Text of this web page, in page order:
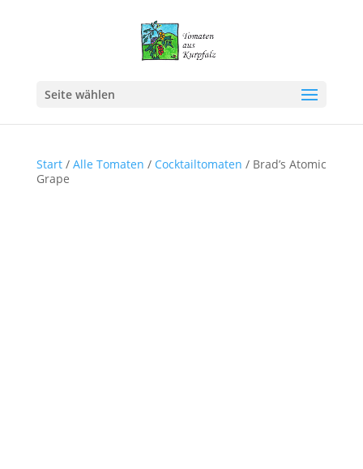
Seite wählen
Start/ Alle Tomaten / Cocktailtomaten / Brad’s Atomic
Grape